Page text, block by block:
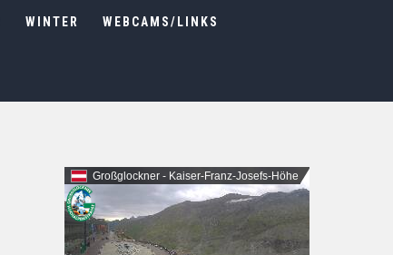
WINTER WEBCAMS/LINKS
Großglockner - Kaiser-Franz-Josefs-Höhe